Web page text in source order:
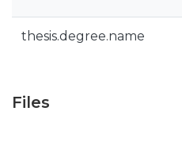
thesis.degree.name
Files